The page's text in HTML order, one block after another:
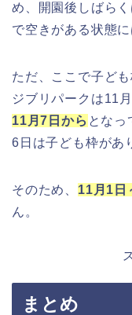
め、開園後しばら
で空きがある状態
ただ、ここで子ど
ジブリパークは11
11月7日から となっ
6日は子ども枠があ
そのため、 11月1日
ん。
まとめ